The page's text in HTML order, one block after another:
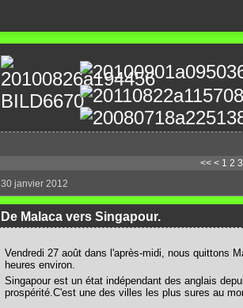
<< < 1 2 3
30 janvier 2012
De Malaca vers Singapour.
Vendredi 27 août dans l'après-midi, nous quittons
heures environ.
Singapour est un état indépendant des anglais
prospérité.C'est une des villes les plus sures au